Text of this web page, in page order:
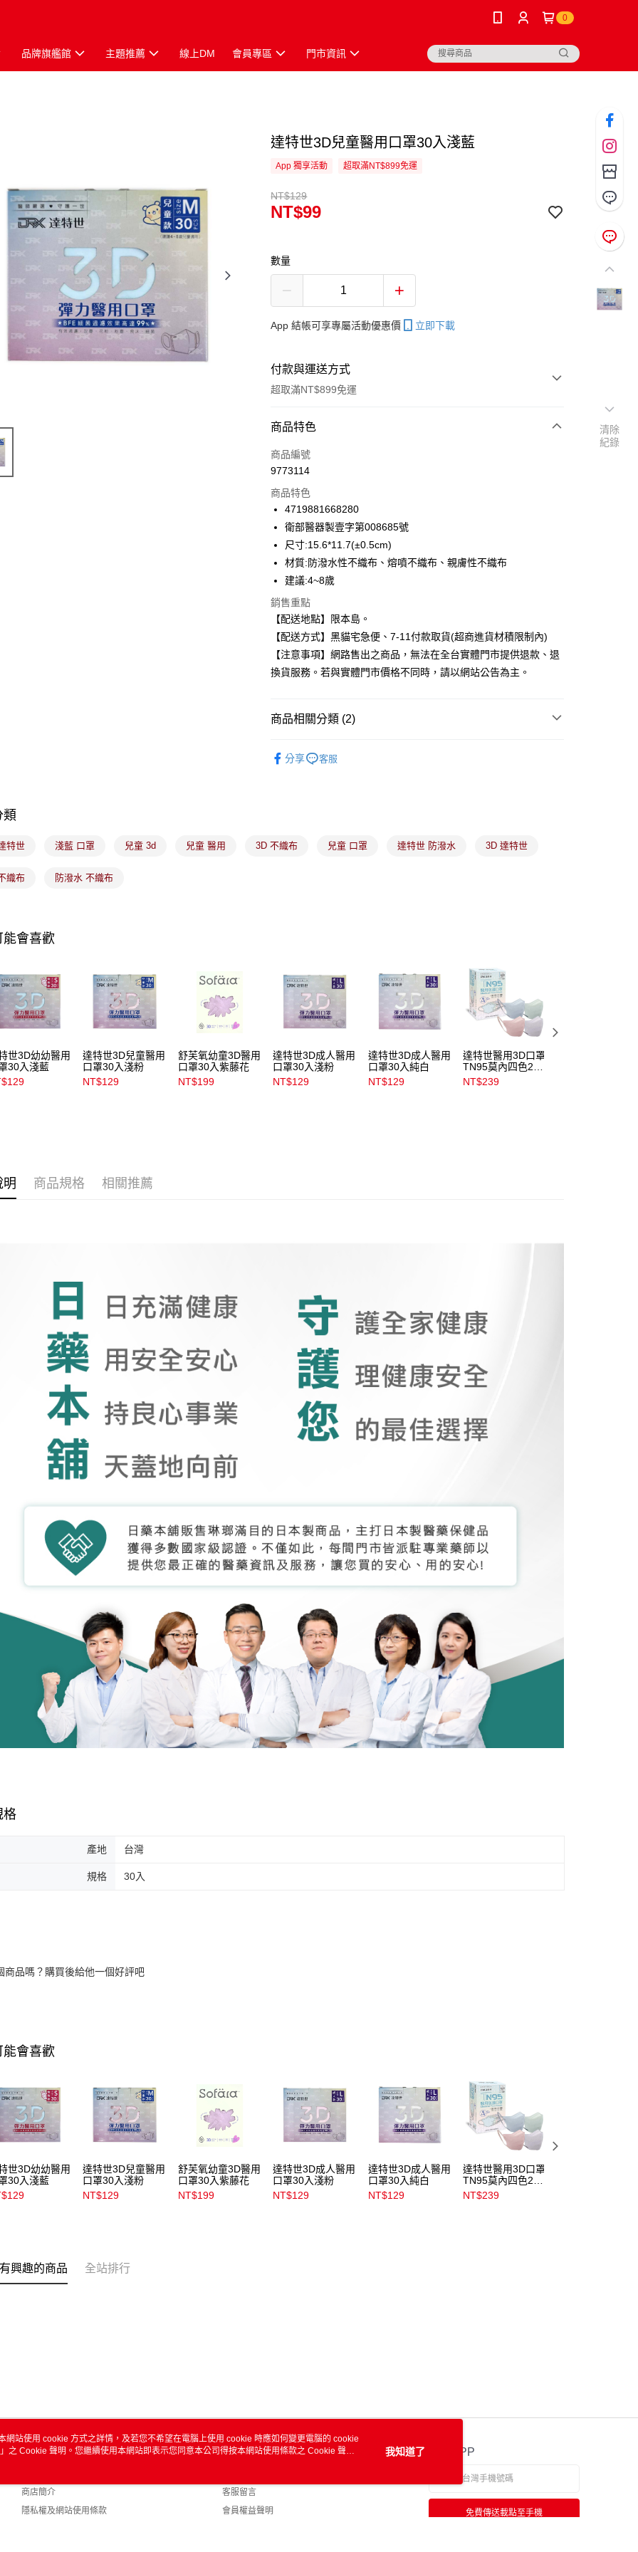
0
品牌旗艦館 主題推薦 線上DM 會員專區 門市資訊
達特世3D兒童醫用口罩30入淺藍
App 獨享活動 超取滿NT$899免運
NT$129
NT$99
數量
App 結帳可享專屬活動優惠價 立即下載
付款與運送方式
超取滿NT$899免運
付款方式
信用卡一次付款
合作金庫商業銀行
華南商業銀行
國泰世華商業銀行
兆豐國際商業銀行
臺灣中小企業銀行
匯豐（台灣）商業銀行
聯邦商業銀行
玉山商業銀行
星展（台灣）商業銀行
台新國際商業銀行
中國信託商業銀行
台灣樂天信用卡公司
超商取貨付款
Apple Pay
街口支付
悠遊付
Google Pay
大哥付你分期
1.本服務由台灣大哥大提供，台灣大哥大用戶可立即使用無須另外申請。
無法說明評估內容。
款買賣價金債權讓與本公司後，依約使用本公司帳單繳交帳款。
2.基於同意付款使用「大哥付你分期」之契約關係目的，商店將以您的個人
資料（包含姓名、電話或地址）提供予台灣大哥大進項蒐集、處理及利
用，由本公司與您本人進行分期帳單所需資料之確認、核對及更正。
3.完整用戶服務條款，請詳閱以下連結：https://oppay.tw/userRule
ATM付款
每筆NT$100，滿NT$899(含以上)免運費
每筆NT$100，滿NT$899(含以上)免運費
每筆NT$100，滿NT$899(含以上)免運費
付款後門市自取
每筆NT$100，滿NT$399(含以上)免運費
商品特色
商品編號
9773114
商品特色
4719881668280
衛部醫器製壹字第008685號
尺寸:15.6*11.7(±0.5cm)
材質:防潑水性不織布、熔噴不織布、親膚性不織布
建議:4~8歲
銷售重點
【配送地點】限本島。
【配送方式】黑貓宅急便、7-11付款取貨(超商進貨材積限制內)
【注意事項】網路售出之商品，無法在全台實體門市提供退款、退
換貨服務。若與實體門市價格不同時，請以網站公告為主。
商品相關分類 (2)
分享 客服
類
特世 淺藍 口罩 兒童 3d 兒童 醫用 3D 不織布 兒童 口罩 達特世 防潑水 3D 達特世
織布 防潑水 不織布
能會喜歡
世3D幼幼醫用
30入淺藍
達特世3D兒童醫用
口罩30入淺粉
NT$129
舒芙氧幼童3D醫用
口罩30入紫藤花
NT$199
達特世3D成人醫用
口罩30入淺粉
NT$129
達特世3D成人醫用
口罩30入純白
NT$129
達特世醫用3D口罩
TN95莫內四色20
入
NT$239
明 商品規格 相關推薦
格
產地 台灣
規格 30入
商品嗎？購買後給他一個好評吧
能會喜歡
世3D幼幼醫用
30入淺藍
達特世3D兒童醫用
口罩30入淺粉
NT$129
舒芙氧幼童3D醫用
口罩30入紫藤花
NT$199
達特世3D成人醫用
口罩30入淺粉
NT$129
達特世3D成人醫用
口罩30入純白
NT$129
達特世醫用3D口罩
TN95莫內四色20
入
NT$239
興趣的商品 全站排行
關於我們
商店簡介
隱私權及網站使用條款
客服資訊
客服留言
會員權益聲明
官方APP
免費傳送載點至手機
清除
紀錄
網站使用 cookie 方式之詳情，及若您不希望在電腦上使用 cookie 時應如何變更電腦的 cookie
」之 Cookie 聲明。您繼續使用本網站即表示您同意本公司得按本網站使用條款之 Cookie 聲明
我知道了